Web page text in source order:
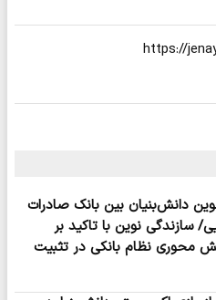
دانش‌بنیان بین بانک صادرات
سازندگی نوین با تاکید بر
محوری نظام بانکی در تثبیت